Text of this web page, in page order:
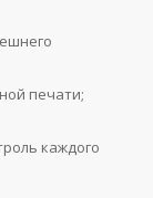
печати;
каждого